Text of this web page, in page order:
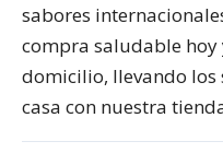
sabores
compra saludable hoy
domicilio, llevando los
casa con nuestra